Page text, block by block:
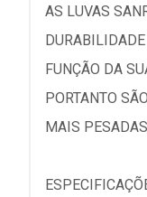
AS LUVAS
FUNÇÃO DA
PORTANTO
MAIS